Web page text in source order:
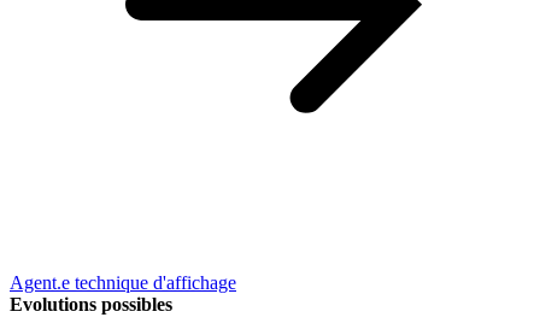
Agent.e technique d'affichage
Evolutions possibles